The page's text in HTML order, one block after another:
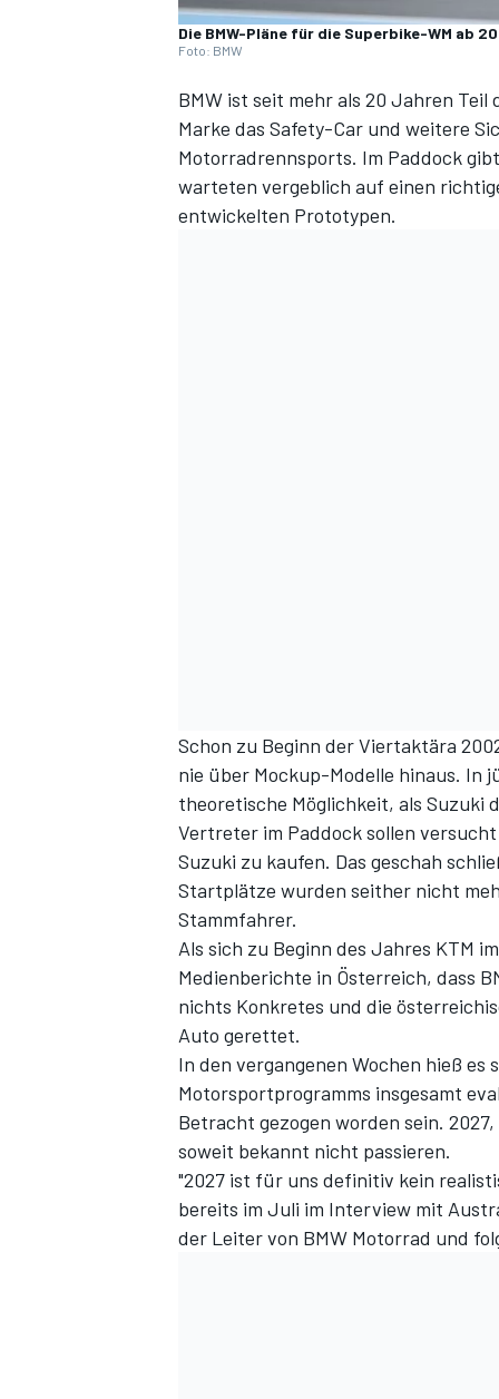
Die BMW-Pläne für die Superbike-WM ab
Foto: BMW
BMW ist seit mehr als 20 Jahren
Marke das Safety-Car und weitere
Motorradrennsports. Im Paddock
warteten vergeblich auf einen
entwickelten Prototypen.
Schon zu Beginn der Viertaktära
nie über Mockup-Modelle hinaus. In
theoretische Möglichkeit, als Suzuki
Vertreter im Paddock sollen
Suzuki zu kaufen. Das geschah
Startplätze wurden seither nicht
Stammfahrer.
Als sich zu Beginn des Jahres KTM
Medienberichte in Österreich, dass
nichts Konkretes und die
Auto gerettet.
In den vergangenen Wochen hieß es
Motorsportprogramms insgesamt
Betracht gezogen worden sein.
soweit bekannt nicht passieren.
"2027 ist für uns definitiv kein
bereits im Juli im Interview mit
der Leiter von BMW Motorrad und